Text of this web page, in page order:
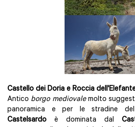
Castello dei Doria e Roccia
Antico borgo mediovalemolto
panoramica e per le stradine
Castelsardo è dominata dal